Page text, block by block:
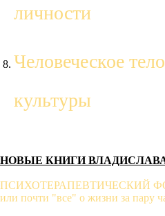
личности
Человеческое
культуры
НОВЫЕ КНИГИ
ПСИХОТЕРАПЕВТИЧЕСКИЙ
или почти "все" о жизни за пару